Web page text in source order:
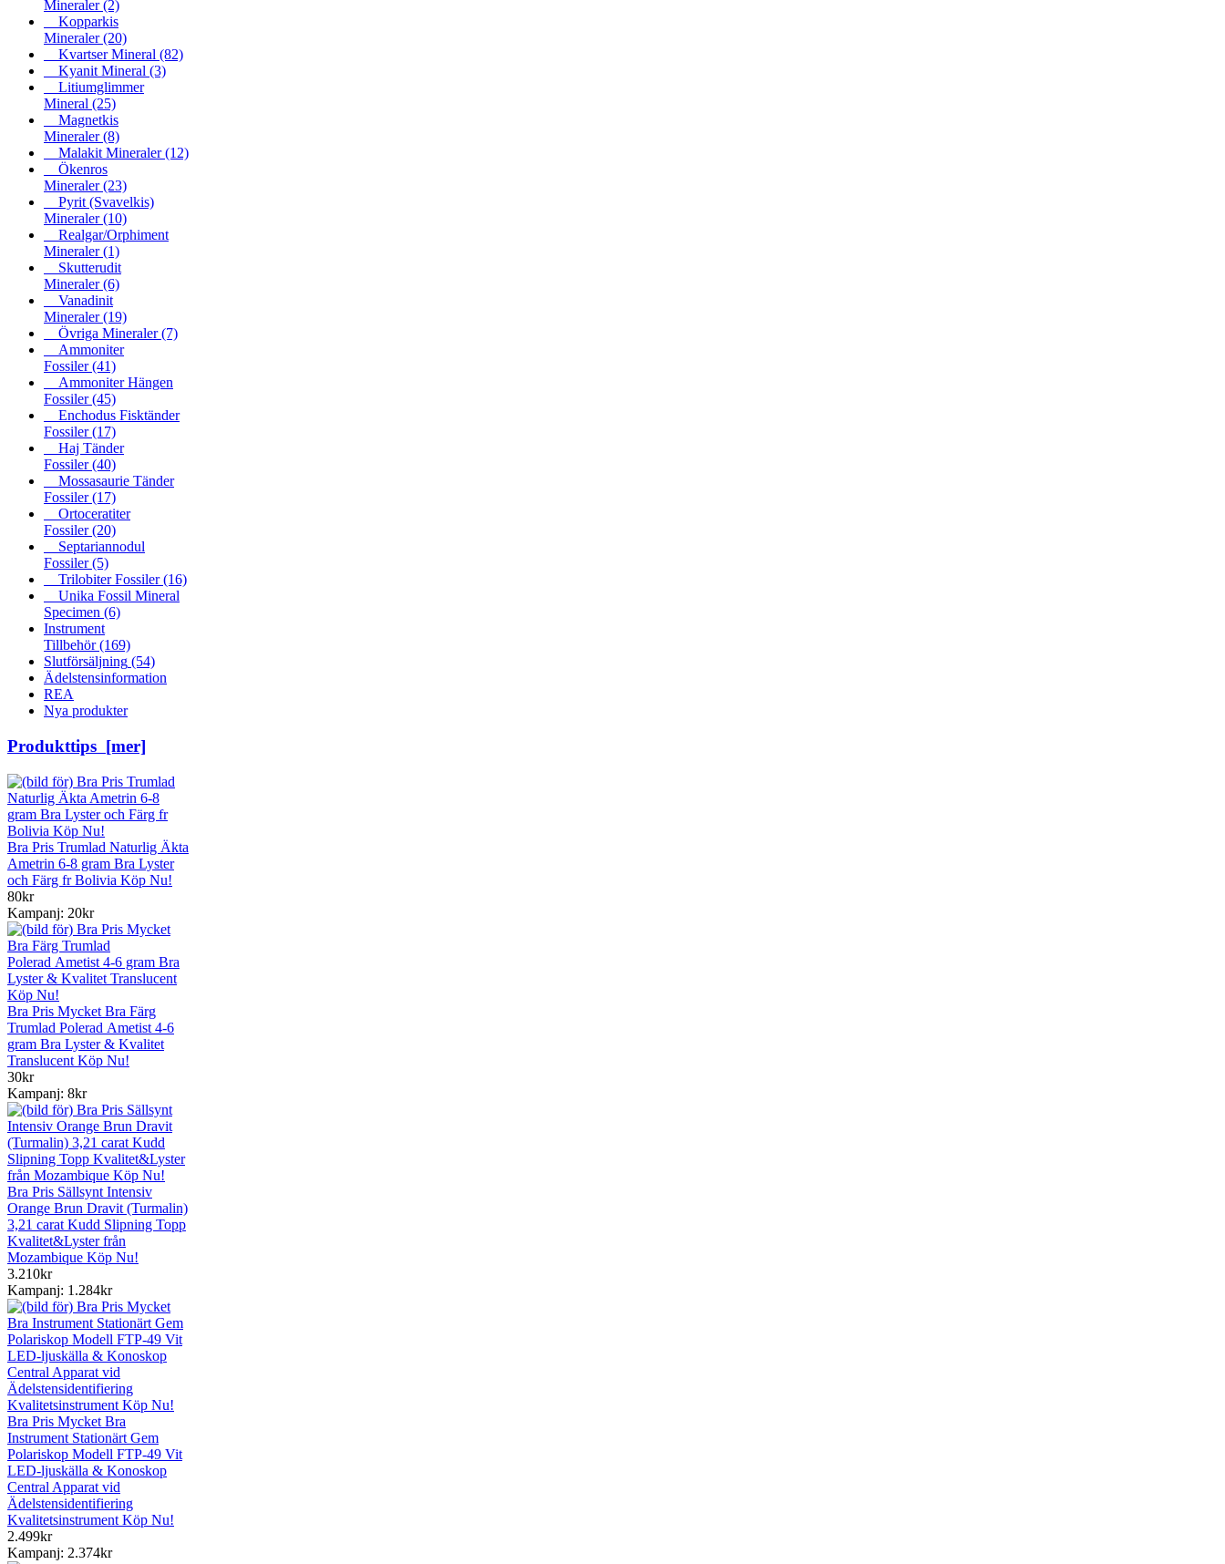
Mineraler(2)
Kopparkis
Mineraler(20)
Kvartser Mineral (82)
Kyanit Mineral (3)
Litiumglimmer
Mineral (25)
Magnetkis
Mineraler(8)
Malakit Mineraler(12)
Ökenros
Mineraler(23)
Pyrit (Svavelkis)
Mineraler(10)
Realgar/Orphiment
Mineraler(1)
Skutterudit
Mineraler(6)
Vanadinit
Mineraler(19)
Övriga Mineraler(7)
Ammoniter
Fossiler(41)
Ammoniter Hängen
Fossiler(45)
Enchodus Fisktänder
Fossiler(17)
Haj Tänder
Fossiler(40)
Mossasaurie Tänder
Fossiler(17)
Ortoceratiter
Fossiler(20)
Septariannodul
Fossiler(5)
Trilobiter Fossiler(16)
Unika Fossil Mineral
Specimen (6)
Instrument
Tillbehör(169)
Slutförsäljning (54)
Ädelstensinformation
REA
Nya produkter
Produkttips [mer]
Bra Pris Trumlad Naturlig Äkta
Ametrin 6-8 gram Bra Lyster
och Färg fr Bolivia Köp Nu!
80kr
Kampanj: 20kr
Bra Pris Mycket Bra Färg
Trumlad Polerad Ametist 4-6
gram Bra Lyster & Kvalitet
Translucent Köp Nu!
30kr
Kampanj: 8kr
Bra Pris Sällsynt Intensiv
Orange Brun Dravit (Turmalin)
3,21 carat Kudd Slipning Topp
Kvalitet&Lyster från
Mozambique Köp Nu!
3.210kr
Kampanj: 1.284kr
Bra Pris Mycket Bra
Instrument Stationärt Gem
Polariskop Modell FTP-49 Vit
LED-ljuskälla & Konoskop
Central Apparat vid
Ädelstensidentifiering
Kvalitetsinstrument Köp Nu!
2.499kr
Kampanj: 2.374kr